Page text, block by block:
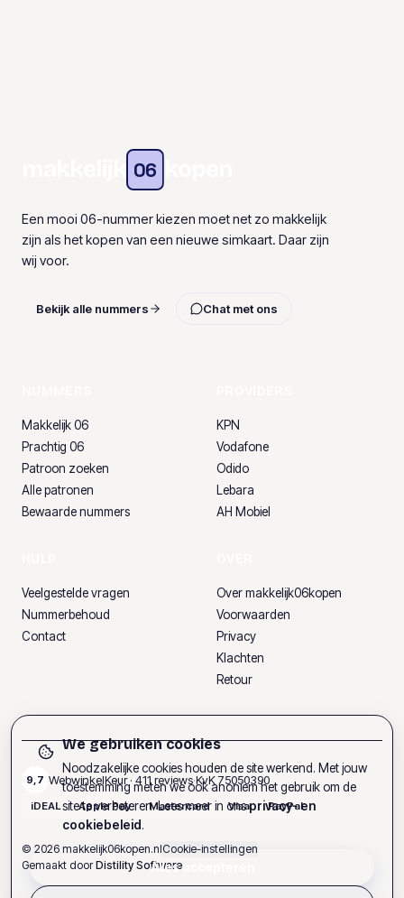
06
Een mooi 06-nummer kiezen moet net zo makkelijk
zijn als het kopen van een nieuwe simkaart. Daar zijn
wij voor.
Bekijk alle nummers Chat met ons
Makkelijk 06
Prachtig 06
Patroon zoeken
Alle patronen
Bewaarde nummers
KPN
Vodafone
Odido
Lebara
AH Mobiel
Veelgestelde vragen
Nummerbehoud
Contact
Over makkelijk06kopen
Voorwaarden
Privacy
Klachten
Retour
9,7 WebwinkelKeur · 411reviews·KvK75050390
iDEAL Apple Pay Mastercard Visa PayPal
© 2026 makkelijk06kopen.nlCookie-instellingen
Gemaakt door Distility Software
We gebruiken cookies
Noodzakelijke cookies houden de site werkend. Met jouw
toestemming meten we ook anoniem het gebruik om de
site te verbeteren. Lees meer in onsprivacy- en
cookiebeleid.
Alles accepteren